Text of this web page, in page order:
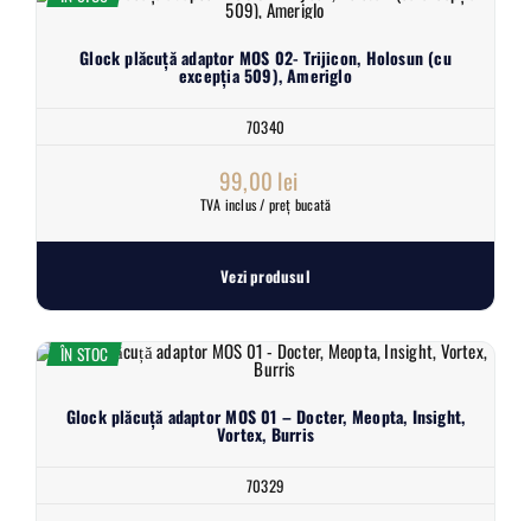
Glock plăcuță adaptor MOS 02- Trijicon, Holosun (cu
excepția 509), Ameriglo
70340
99,00 lei
TVA inclus / preț bucată
Vezi produsul
Glock plăcuță adaptor MOS 01 – Docter, Meopta, Insight,
Vortex, Burris
70329
ÎN STOC